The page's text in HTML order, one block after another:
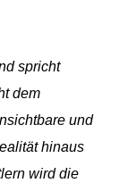
spricht
dem
und
hinaus
wird die